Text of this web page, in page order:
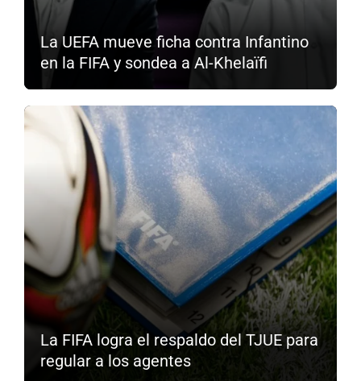
La UEFA mueve ficha contra Infantino
en la FIFA y sondea a Al-Khelaïfi
La FIFA logra el respaldo del TJUE para
regular a los agentes